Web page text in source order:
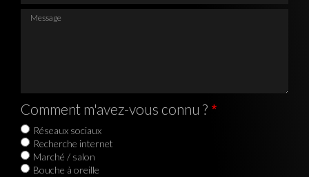
Message
Comment m'avez-vous connu ?
Réseaux sociaux
Recherche internet
Marché / salon
Bouche à oreille